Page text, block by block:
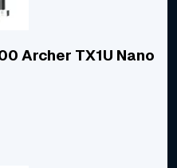
Archer TX1U Nano